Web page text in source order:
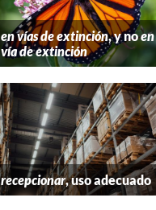
en vías de extinción, y noen
vía de extinción
recepcionar, uso adecuado